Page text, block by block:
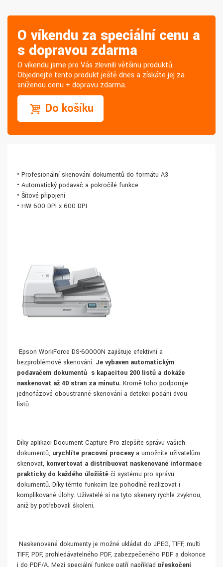
O víkendu za speciální cenu a
s dopravou zdarma
O víkendu jsme pro Vás zlevnili většinu produktů.
Objednejte tento produkt ještě dnes a získáte jej za
sníženou cenu + dopravu zdarma.
Do košíku
• Profesionální skenování dokumentů do formátu A3
• Automatický podavač a pokročilé funkce
• Šíťové připojení
• HW 600 DPI x 600 DPI
Epson WorkForce DS-60000N zajišťuje efektivní a
bezproblémové skenování. Je vybaven automatickým
podavačem dokumentů s kapacitou 200 listů a dokáže
naskenovat až 40 stran za minutu. Kromě toho podporuje
jednofázové oboustranné skenování a detekci podání dvou
listů.
Díky aplikaci Document Capture Pro zlepšíte správu vašich
dokumentů, urychlíte pracovní procesya umožníte uživatelům
skenovat, konvertovat a distribuovat naskenované informace
prakticky do každého úložiště či systému pro správu
dokumentů. Díky těmto funkcím lze pohodlně realizovat i
komplikované úlohy. Uživatelé si na tyto skenery rychle zvyknou,
aniž by potřebovali školení.
Naskenované dokumenty je možné ukládat do JPEG, TIFF, multi
TIFF, PDF, prohledávatelného PDF, zabezpečeného PDF a dokonce